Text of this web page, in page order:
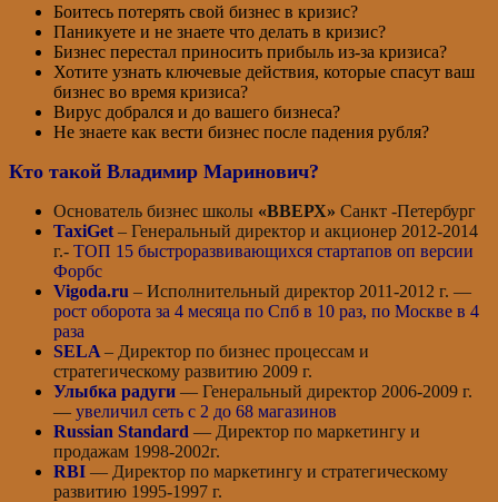
Боитесь потерять свой бизнес в кризис?
Паникуете и не знаете что делать в кризис?
Бизнес перестал приносить прибыль из-за кризиса?
Хотите узнать ключевые действия, которые спасут ваш
бизнес во время кризиса?
Вирус добрался и до вашего бизнеса?
Не знаете как вести бизнес после падения рубля?
Кто такой Владимир Маринович?
Основатель бизнес школы «ВВЕРХ» Санкт -Петербург
TaxiGet – Генеральный директор и акционер 2012-2014
г.- ТОП 15 быстроразвивающихся стартапов оп версии
Форбс
Vigoda.ru – Исполнительный директор 2011-2012 г. —
рост оборота за 4 месяца по Спб в 10 раз, по Москве в 4
раза
SELA – Директор по бизнес процессам и
стратегическому развитию 2009 г.
Улыбка радуги — Генеральный директор 2006-2009 г.
— увеличил сеть с 2 до 68 магазинов
Russian Standard — Директор по маркетингу и
продажам 1998-2002г.
RBI — Директор по маркетингу и стратегическому
развитию 1995-1997 г.